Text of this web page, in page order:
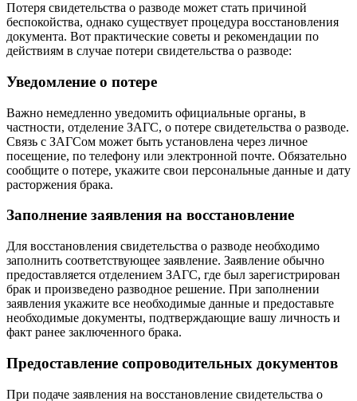
Потеря свидетельства о разводе может стать причиной
беспокойства, однако существует процедура восстановления
документа. Вот практические советы и рекомендации по
действиям в случае потери свидетельства о разводе:
Уведомление о потере
Важно немедленно уведомить официальные органы, в
частности, отделение ЗАГС, о потере свидетельства о разводе.
Связь с ЗАГСом может быть установлена через личное
посещение, по телефону или электронной почте. Обязательно
сообщите о потере, укажите свои персональные данные и дату
расторжения брака.
Заполнение заявления на восстановление
Для восстановления свидетельства о разводе необходимо
заполнить соответствующее заявление. Заявление обычно
предоставляется отделением ЗАГС, где был зарегистрирован
брак и произведено разводное решение. При заполнении
заявления укажите все необходимые данные и предоставьте
необходимые документы, подтверждающие вашу личность и
факт ранее заключенного брака.
Предоставление сопроводительных документов
При подаче заявления на восстановление свидетельства о